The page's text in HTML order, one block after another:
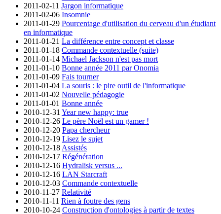
2011-02-11 Jargon informatique
2011-02-06 Insomnie
2011-01-29 Pourcentage d'utilisation du cerveau d'un étudiant
en informatique
2011-01-21 La différence entre concept et classe
2011-01-18 Commande contextuelle (suite)
2011-01-14 Michael Jackson n'est pas mort
2011-01-10 Bonne année 2011 par Onomia
2011-01-09 Fais tourner
2011-01-04 La souris : le pire outil de l'informatique
2011-01-02 Nouvelle pédagogie
2011-01-01 Bonne année
2010-12-31 Year new happy: true
2010-12-26 Le père Noël est un gamer !
2010-12-20 Papa chercheur
2010-12-19 Lisez le sujet
2010-12-18 Assistés
2010-12-17 Régénération
2010-12-16 Hydralisk versus ...
2010-12-16 LAN Starcraft
2010-12-03 Commande contextuelle
2010-11-27 Relativité
2010-11-11 Rien à foutre des gens
2010-10-24 Construction d'ontologies à partir de textes